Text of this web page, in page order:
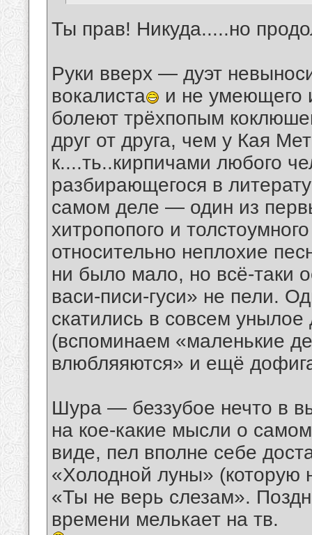
Ты прав! Никуда.....но
Руки вверх — дуэт
вокалиста
и не умеющего
болеют трёхпопым
друг от друга, чем у Кая
к....ть..кирпичами любого
разбирающегося в
самом деле — один из
хитропопого и
относительно неплохие
ни было мало, но всё-таки
васи-писи-гуси» не пели.
скатились в совсем
(вспоминаем «маленькие
влюбляяются» и ещё
Шура — беззубое нечто в
на кое-какие мысли о
виде, пел вполне себе
«Холодной луны» (которую
«Ты не верь слезам».
времени мелькает на тв.